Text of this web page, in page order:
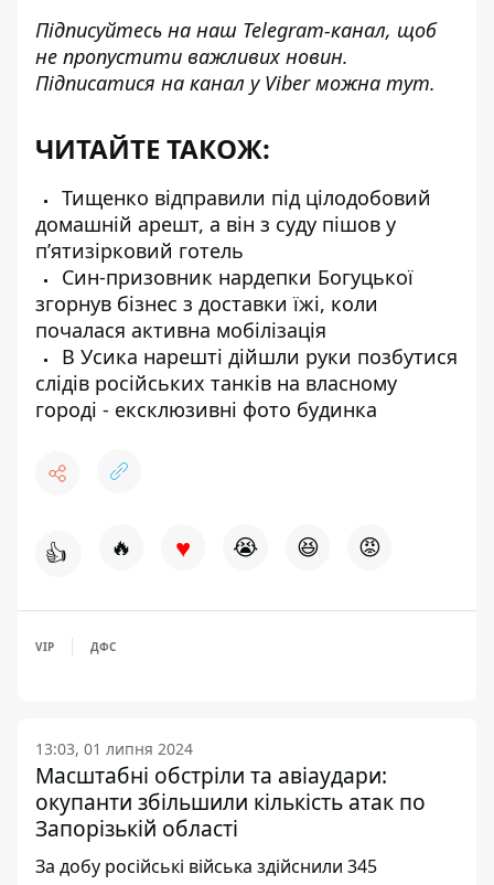
Підписуйтесь на наш Telegram-канал, щоб
не пропустити важливих новин.
Підписатися на канал у Viber можна тут.
ЧИТАЙТЕ ТАКОЖ:
Тищенко відправили під цілодобовий
домашній арешт, а він з суду пішов у
пʼятизірковий готель
Син-призовник нардепки Богуцької
згорнув бізнес з доставки їжі, коли
почалася активна мобілізація
В Усика нарешті дійшли руки позбутися
слідів російських танків на власному
городі - ексклюзивні фото будинка
👍 🔥 ♥ 😭 😆 😡
VIP ДФС
13:03, 01 липня 2024
Масштабні обстріли та авіаудари:
окупанти збільшили кількість атак по
Запорізькій області
За добу російські війська здійснили 345